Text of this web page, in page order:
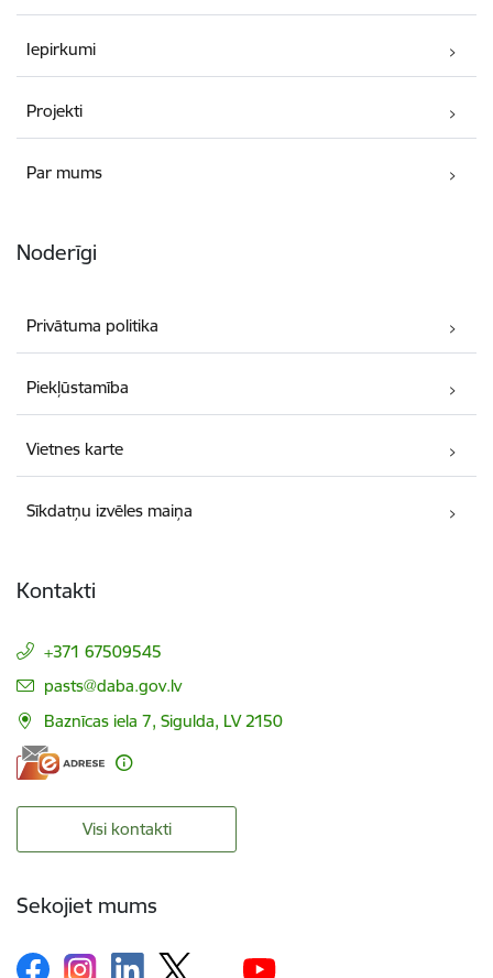
Iepirkumi
Projekti
Par mums
Noderīgi
Privātuma politika
Piekļūstamība
Vietnes karte
Sīkdatņu izvēles maiņa
Kontakti
+371 67509545
E-pasts:
pasts@daba.gov.lv
Baznīcas iela 7, Sigulda, LV 2150
Visi kontakti
Sekojiet mums